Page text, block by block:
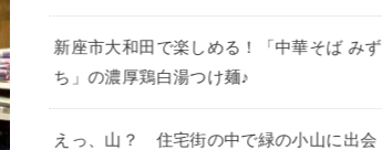
新座市大和田で楽しめる！「中華そば みず
ち」の濃厚鶏白湯つけ麺♪
えっ、山？ 住宅街の中で緑の小山に出会